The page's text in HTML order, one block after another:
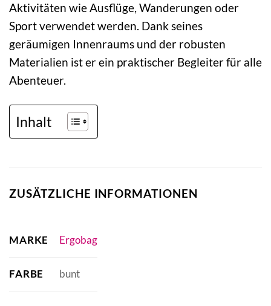
Aktivitäten wie Ausflüge, Wanderungen oder
Sport verwendet werden. Dank seines
geräumigen Innenraums und der robusten
Materialien ist er ein praktischer Begleiter für alle
Abenteuer.
Inhalt
ZUSÄTZLICHE INFORMATIONEN
MARKE Ergobag
FARBE bunt